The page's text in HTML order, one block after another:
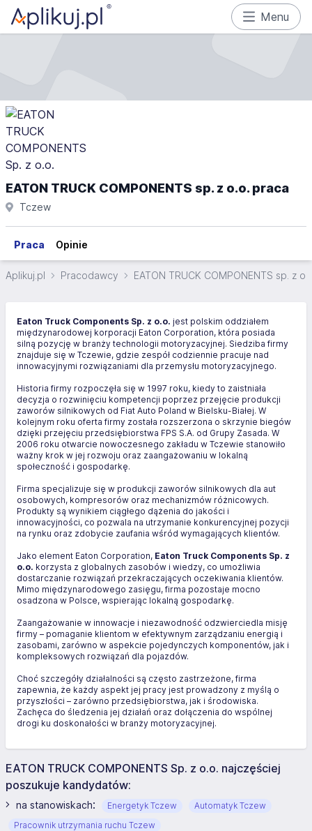
Menu
EATON TRUCK COMPONENTS sp. z o.o. praca
Tczew
Praca Opinie
Aplikuj.pl Pracodawcy EATON TRUCK COMPONENTS sp. z
Eaton Truck Components Sp. z o.o. jest polskim oddziałem
międzynarodowej korporacji Eaton Corporation, która posiada
silną pozycję w branży technologii motoryzacyjnej. Siedziba firmy
znajduje się w Tczewie, gdzie zespół codziennie pracuje nad
innowacyjnymi rozwiązaniami dla przemysłu motoryzacyjnego.
Historia firmy rozpoczęła się w 1997 roku, kiedy to zaistniała
decyzja o rozwinięciu kompetencji poprzez przejęcie produkcji
zaworów silnikowych od Fiat Auto Poland w Bielsku-Białej. W
kolejnym roku oferta firmy została rozszerzona o skrzynie biegów
dzięki przejęciu przedsiębiorstwa FPS S.A. od Grupy Zasada. W
2006 roku otwarcie nowoczesnego zakładu w Tczewie stanowiło
ważny krok w jej rozwoju oraz zaangażowaniu w lokalną
społeczność i gospodarkę.
Firma specjalizuje się w produkcji zaworów silnikowych dla aut
osobowych, kompresorów oraz mechanizmów różnicowych.
Produkty są wynikiem ciągłego dążenia do jakości i
innowacyjności, co pozwala na utrzymanie konkurencyjnej pozycji
na rynku oraz zdobycie zaufania wśród wymagających klientów.
Jako element Eaton Corporation, Eaton Truck Components Sp. z
o.o. korzysta z globalnych zasobów i wiedzy, co umożliwia
dostarczanie rozwiązań przekraczających oczekiwania klientów.
Mimo międzynarodowego zasięgu, firma pozostaje mocno
osadzona w Polsce, wspierając lokalną gospodarkę.
Zaangażowanie w innowacje i niezawodność odzwierciedla misję
firmy – pomaganie klientom w efektywnym zarządzaniu energią i
zasobami, zarówno w aspekcie pojedynczych komponentów, jak i
kompleksowych rozwiązań dla pojazdów.
Choć szczegóły działalności są często zastrzeżone, firma
zapewnia, że każdy aspekt jej pracy jest prowadzony z myślą o
przyszłości – zarówno przedsiębiorstwa, jak i środowiska.
Zachęca do śledzenia jej działań oraz dołączenia do wspólnej
drogi ku doskonałości w branży motoryzacyjnej.
EATON TRUCK COMPONENTS Sp. z o.o. najczęściej
poszukuje kandydatów:
na stanowiskach: Energetyk Tczew
Automatyk Tczew
Pracownik utrzymania ruchu Tczew